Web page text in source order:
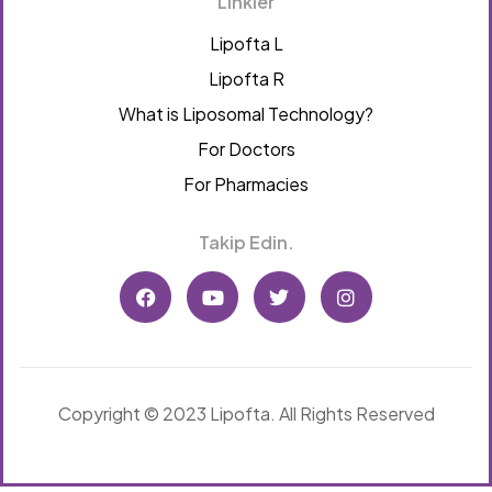
Lipofta L
Lipofta R
What is Liposomal Technology?
For Doctors
For Pharmacies
Takip Edin.
Copyright © 2023 Lipofta. All Rights Reserved